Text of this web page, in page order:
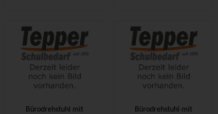
Bürodrehstuhl mit
Bürodrehstuhl mit